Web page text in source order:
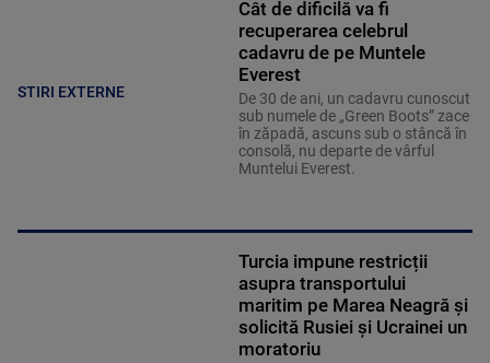
STIRI EXTERNE
Cât de dificilă va fi
recuperarea celebrul
cadavru de pe Muntele
Everest
De 30 de ani, un cadavru cunoscut
sub numele de „Green Boots” zace
în zăpadă, ascuns sub o stâncă în
consolă, nu departe de vârful
Muntelui Everest.
Turcia impune restricții
asupra transportului
maritim pe Marea Neagră și
solicită Rusiei și Ucrainei un
moratoriu